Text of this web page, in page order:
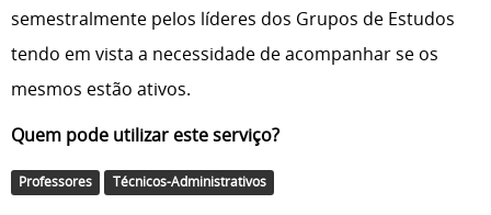
semestralmente pelos líderes dos Grupos de Estudos
tendo em vista a necessidade de acompanhar se os
mesmos estão ativos.
Quem pode utilizar este serviço?
Professores Técnicos-Administrativos